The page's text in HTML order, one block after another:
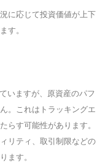
に応じて投資価値が上下
す。
いますが、原資産のパフ
。これはトラッキングエ
らす可能性があります。
リティ、取引制限などの
ます。